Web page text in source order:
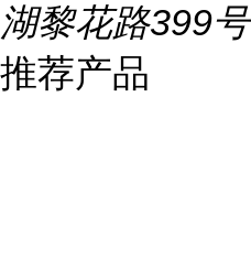
湖黎花路399号
推荐产品